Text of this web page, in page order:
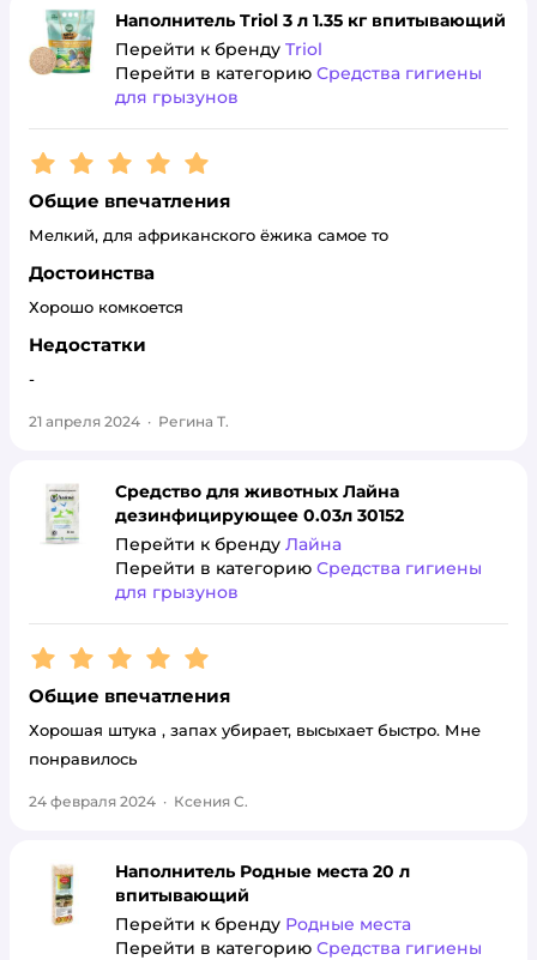
Наполнитель Triol 3 л 1.35 кг впитывающий
Перейти к бренду Triol
Перейти в категорию Средства гигиены
для грызунов
Рейтинг:5
Общие впечатления
Мелкий, для африканского ёжика самое то
Достоинства
Хорошо комкоется
Недостатки
-
21 апреля 2024 · Регина Т.
Средство для животных Лайна
дезинфицирующее 0.03л 30152
Перейти к бренду Лайна
Перейти в категорию Средства гигиены
для грызунов
Рейтинг:5
Общие впечатления
Хорошая штука , запах убирает, высыхает быстро. Мне
понравилось
24 февраля 2024 · Ксения С.
Наполнитель Родные места 20 л
впитывающий
Перейти к бренду Родные места
Перейти в категорию Средства гигиены